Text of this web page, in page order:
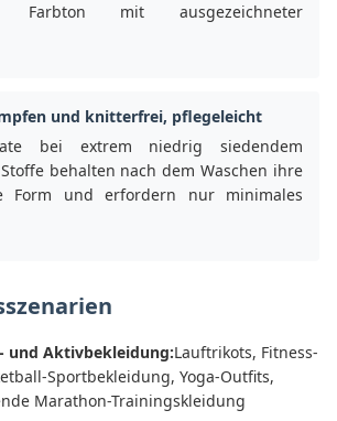
Farbton mit ausgezeichneter
und knitterfrei, pflegeleicht
bei extrem niedrig siedendem
behalten nach dem Waschen ihre
Form und erfordern nur minimales
und Aktivbekleidung:Lauftrikots, Fitness-
Sportbekleidung, Yoga-Outfits,
Marathon-Trainingskleidung